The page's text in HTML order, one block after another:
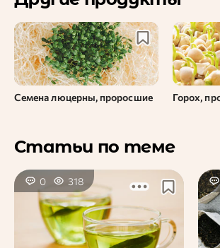
Семена люцерны, проросшие Горох,
Статьи по теме
0 318